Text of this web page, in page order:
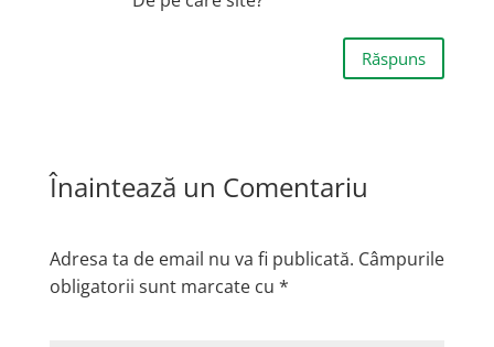
Răspuns
Înaintează un Comentariu
Adresa ta de email nu va fi publicată. Câmpurile
obligatorii sunt marcate cu *